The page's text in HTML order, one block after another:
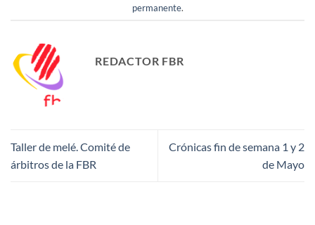
permanente.
REDACTOR FBR
Taller de melé. Comité de
árbitros de la FBR
Crónicas fin de semana 1 y 2
de Mayo